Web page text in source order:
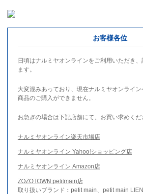
お客様各位
日頃はナルミヤオンラインをご利用いただき
ます。
大変混みあっており、現在ナルミヤオンライ
商品のご購入ができません。
お急ぎの場合は下記店舗にて、お買い求めくだ
ナルミヤオンライン楽天市場店
ナルミヤオンライン Yahoo!ショッピング店
ナルミヤオンライン Amazon店
ZOZOTOWN petitmain店
取り扱いブランド：petit main、petit main